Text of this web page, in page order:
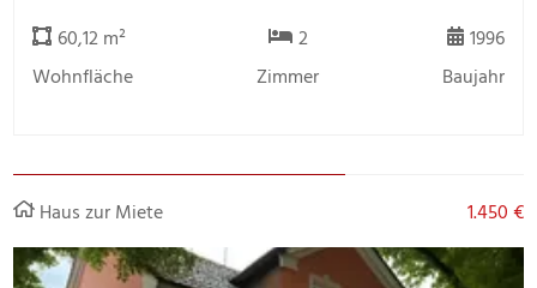
60,12 m²
Wohnfläche
2
Zimmer
1996
Baujahr
Haus zur Miete 1.450 €